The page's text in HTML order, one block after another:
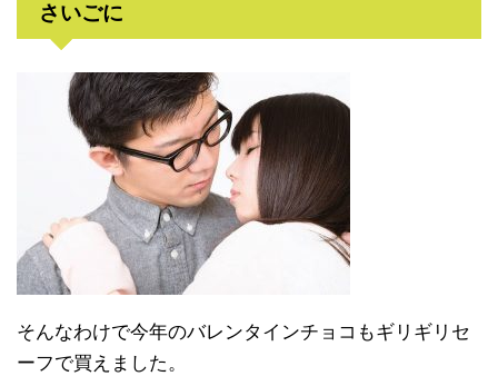
さいごに
そんなわけで今年のバレンタインチョコもギリギリセ
ーフで買えました。